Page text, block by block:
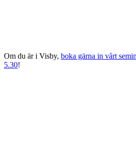
Om du är i Visby, boka gärna in vårt
5.30!